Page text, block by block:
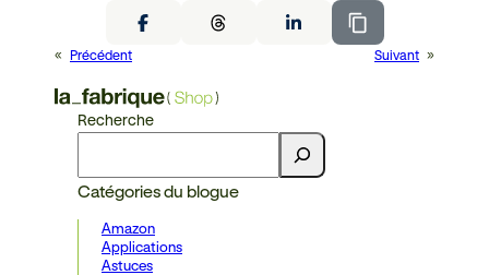
« Précédent Suivant »
Recherche
Catégories du blogue
Amazon
Applications
Astuces